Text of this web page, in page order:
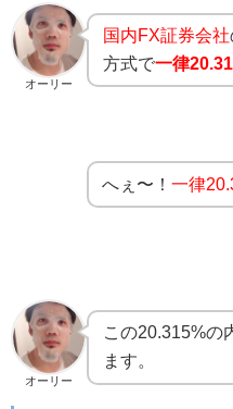
オーリー
国内FX証券会社
方式で一律
へぇ〜！一律
オーリー
この20.315%の
ます。